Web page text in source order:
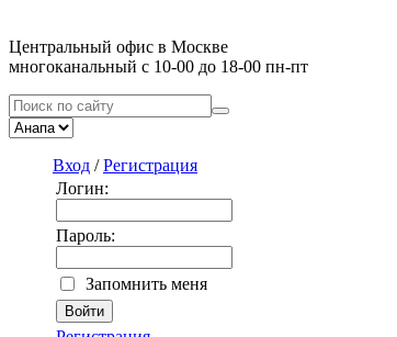
Центральный офис в Москве
многоканальный с 10-00 до 18-00 пн-пт
Вход /Регистрация
Логин:
Пароль:
Запомнить меня